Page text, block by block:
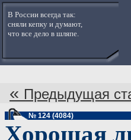
В России всегда так:
сняли кепку и думают,
что все дело в шляпе.
« Предыдущая
№ 124 (4084)
Хорошая